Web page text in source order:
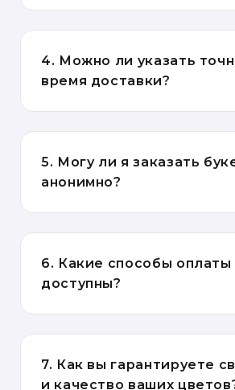
4. Можно ли указать
время доставки?
5. Могу ли я заказать
анонимно?
6. Какие способы оплаты
доступны?
7. Как вы гарантируете
и качество ваших